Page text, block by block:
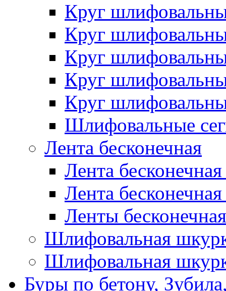
Круг
Круг
Круг
Круг
Круг
Шлифовальные
Лента бесконечная
Лента
Лента
Ленты
Шлифовальная
Шлифовальная
Буры по бетону,